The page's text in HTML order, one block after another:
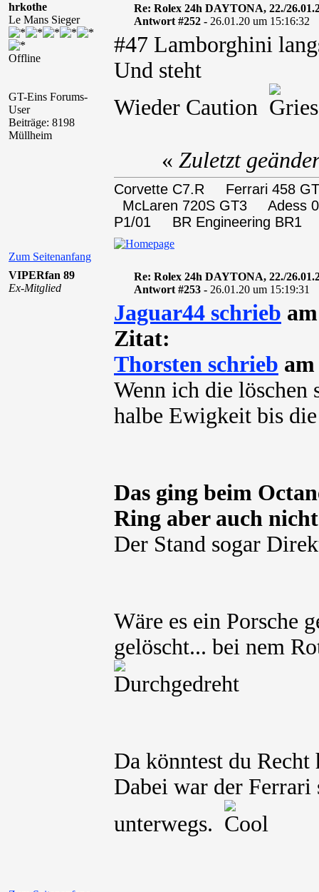
hrkothe
Le Mans Sieger
Offline
GT-Eins Forums-
User
Beiträge: 8198
Müllheim
Re: Rolex 24h DAYTONA, 22./
Antwort #252 - 26.01.20 um 15:16:32
#47 Lamborghini
Und steht
Wieder Caution
Zum Seitenanfang
« Zuletzt
Corvette C7.R Ferrari 458
McLaren 720S GT3
P1/01 BR Engineering BR1
VIPERfan 89
Ex-Mitglied
Re: Rolex 24h DAYTONA, 22./
Antwort #253 - 26.01.20 um 15:19:31
Jaguar44 schrieb
Zitat:
Thorsten schrieb
Wenn ich die löschen
halbe Ewigkeit bis
Das ging beim
Ring aber auch
Der Stand sogar
Wäre es ein Porsche
gelöscht... bei nem
Da könntest du Recht
Dabei war der Ferrari
unterwegs.